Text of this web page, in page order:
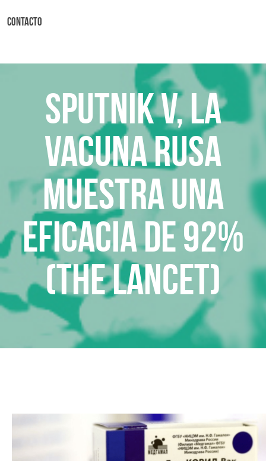
Contacto
Sputnik V, la
vacuna rusa
muestra una
eficacia de 92%
(The Lancet)